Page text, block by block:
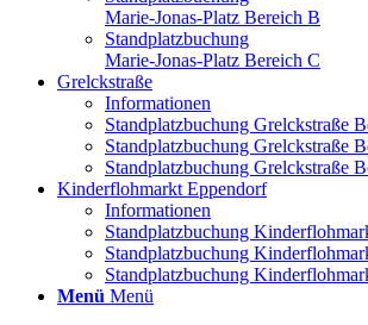
Marie-Jonas-Platz Bereich B
Standplatzbuchung
Marie-Jonas-Platz Bereich C
Grelckstraße
Informationen
Standplatzbuchung Grelckstraße
Standplatzbuchung Grelckstraße
Standplatzbuchung Grelckstraße
Kinderflohmarkt Eppendorf
Informationen
Standplatzbuchung
Standplatzbuchung
Standplatzbuchung
Menü Menü